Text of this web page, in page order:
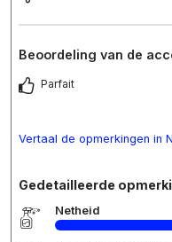
Beoordeling van de
Parfait
Vertaal de opmerkingen in
Gedetailleerde
Netheid